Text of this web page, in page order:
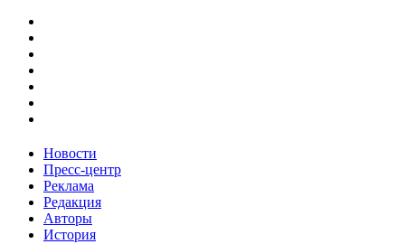
Новости
Пресс-центр
Реклама
Редакция
Авторы
История